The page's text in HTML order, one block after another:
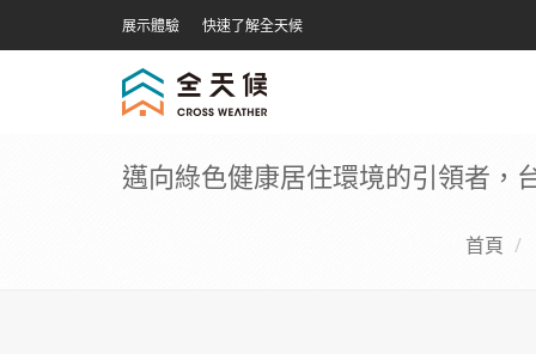
展示體驗 快速了解全天候
邁向綠色健康居住環境的引領者，
首頁